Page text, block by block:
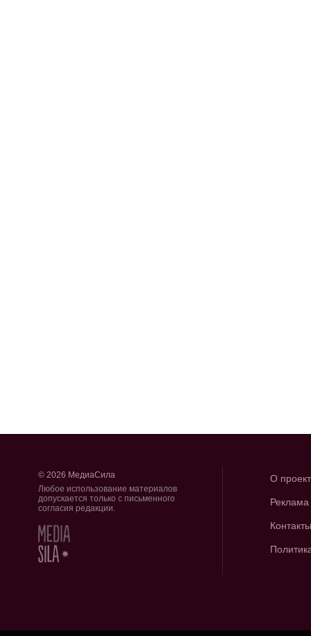
© 2026 МедиаСила
Любое использование материалов
допускается только с письменного
согласия редакции.
О
Реклама
Контакты